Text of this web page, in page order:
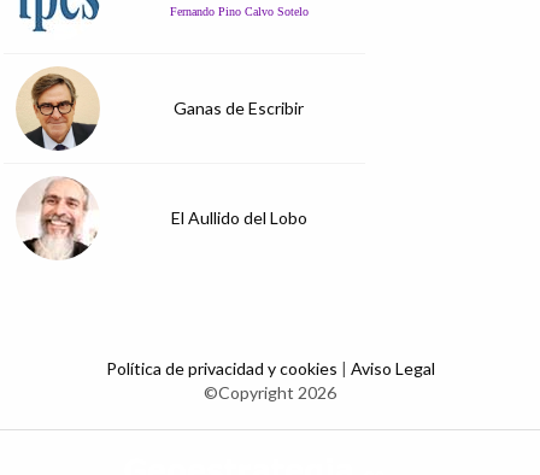
Fernando Pino Calvo Sotelo
Ganas de Escribir
El Aullido del Lobo
Política de privacidad y cookies | Aviso Legal
©Copyright 2026